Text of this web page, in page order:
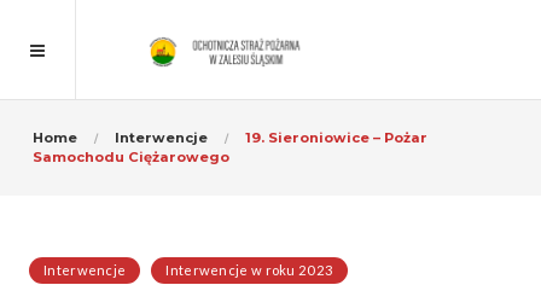
Home Interwencje
19. Sieroniowice – Pożar
Samochodu Ciężarowego
Interwencje Interwencje w roku 2023